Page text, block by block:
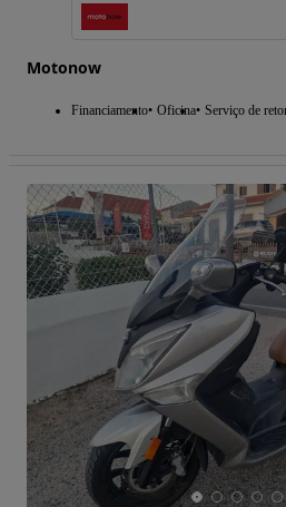
Motonow
Financiamento Oficina Serviço de